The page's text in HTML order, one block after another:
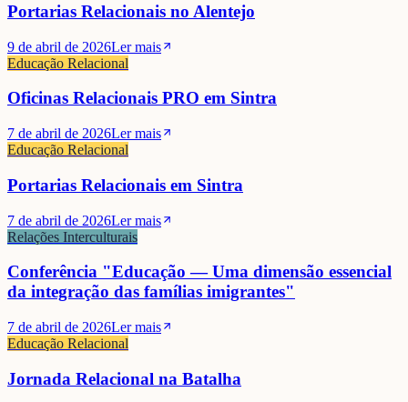
Portarias Relacionais no Alentejo
9 de abril de 2026Ler mais
Educação Relacional
Oficinas Relacionais PRO em Sintra
7 de abril de 2026Ler mais
Educação Relacional
Portarias Relacionais em Sintra
7 de abril de 2026Ler mais
Relações Interculturais
Conferência "Educação — Uma dimensão essencial
da integração das famílias imigrantes"
7 de abril de 2026Ler mais
Educação Relacional
Jornada Relacional na Batalha